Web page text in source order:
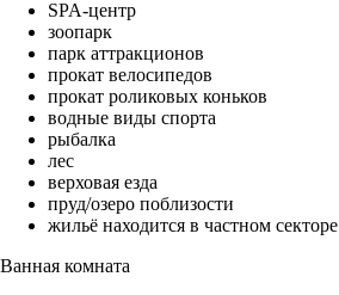
SPA-центр
зоопарк
парк аттракционов
прокат велосипедов
прокат роликовых коньков
водные виды спорта
рыбалка
лес
верховая езда
пруд/озеро поблизости
жильё находится в частном секторе
Ванная комната